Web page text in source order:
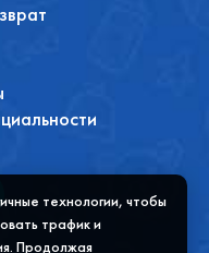
технологии, чтобы
трафик и
Продолжая